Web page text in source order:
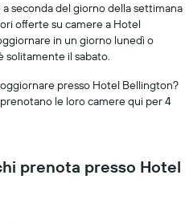
seconda del giorno della settimana
offerte su camere a Hotel
in un giorno lunedì o
solitamente il sabato.
presso Hotel Bellington?
le loro camere qui per 4
prenota presso Hotel